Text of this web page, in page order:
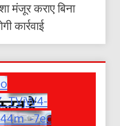
मंजूर कराए बिना
कार्रवाई
7ec